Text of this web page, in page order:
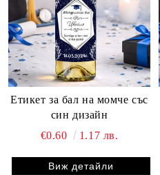
Етикет за бал на момче със
син дизайн
€0.60
1.17 лв.
Виж детайли